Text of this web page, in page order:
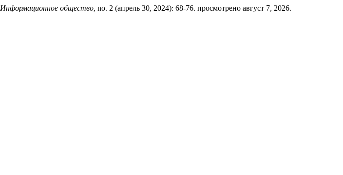
Информационное общество, no. 2 (апрель 30, 2024): 68-76. просмотрено август 7, 2026.